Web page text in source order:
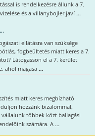
is rendelkezésre állunk a 7.
és a villanybojler javí ...
ellátásra van szüksége
fogbeültetés miatt keres a 7.
Látogasson el a 7. kerület
ahol magasa ...
miatt keres megbízható
hozzánk bizalommal,
vállalunk többek közt ballagási
számára. A ...